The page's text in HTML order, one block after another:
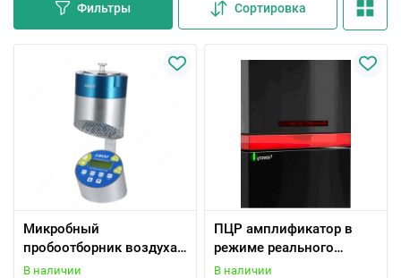
Фильтры Сортировка
Микробный
пробоотборник воздуха
модели НКМ-II типа
В наличии
ПЦР амплификатор в
режиме реального
времени Q Tower 3
В наличии